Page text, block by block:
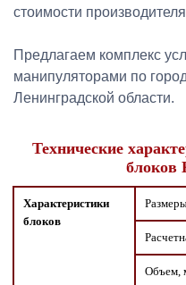
стоимости
Предлагаем комплекс
манипуляторами по
Ленинградской области.
Технические
Характеристики
блоков
Объем,